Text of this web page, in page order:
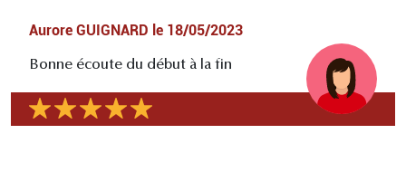
Aurore GUIGNARD le 18/05/2023
Bonne écoute du début à la fin